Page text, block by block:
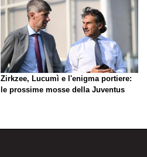
Zirkzee, Lucumì e l'enigma portiere:
le prossime mosse della Juventus